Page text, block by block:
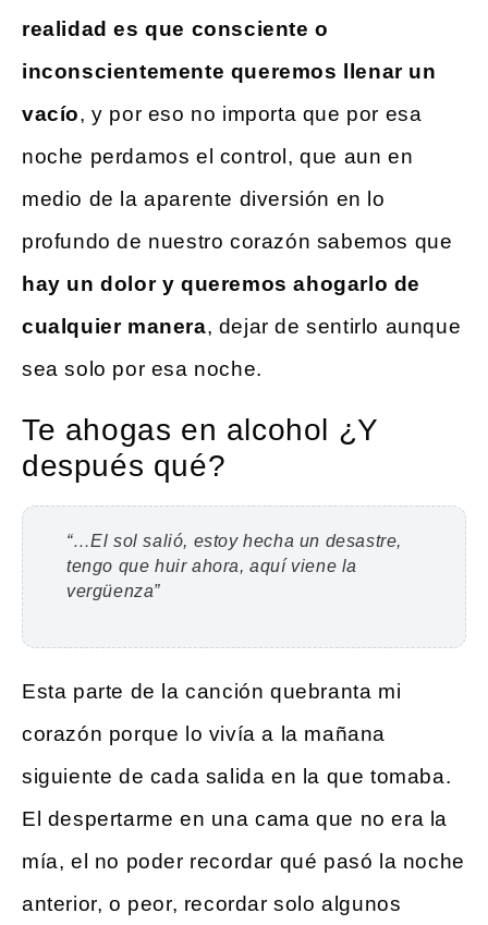
realidad es que consciente o
inconscientemente queremos llenar un
vacío, y por eso no importa que por esa
noche perdamos el control, que aun en
medio de la aparente diversión en lo
profundo de nuestro corazón sabemos que
hay un dolor y queremos ahogarlo de
cualquier manera, dejar de sentirlo aunque
sea solo por esa noche.
Te ahogas en alcohol ¿Y
después qué?
“…El sol salió, estoy hecha un desastre,
tengo que huir ahora, aquí viene la
vergüenza”
Esta parte de la canción quebranta mi
corazón porque lo vivía a la mañana
siguiente de cada salida en la que tomaba.
El despertarme en una cama que no era la
mía, el no poder recordar qué pasó la noche
anterior, o peor, recordar solo algunos